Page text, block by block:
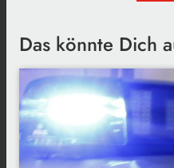
Das könnte Dich